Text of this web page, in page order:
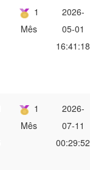
1
Mês
2026-
05-01
16:41:18
1
Mês
2026-
07-11
00:29:52